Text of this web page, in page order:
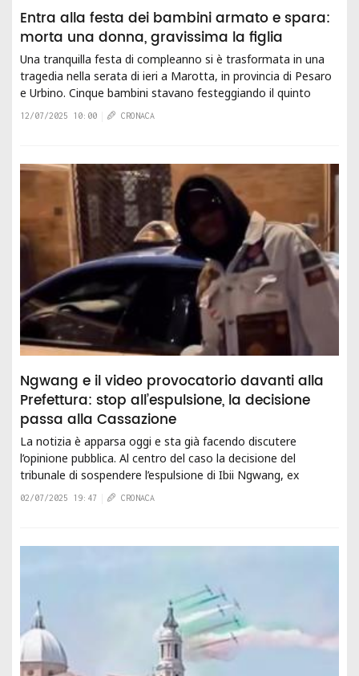
Entra alla festa dei bambini armato e spara:
morta una donna, gravissima la figlia
Una tranquilla festa di compleanno si è trasformata in una
tragedia nella serata di ieri a Marotta, in provincia di Pesaro
e Urbino. Cinque bambini stavano festeggiando il quinto
compleanno di un’amichetta...
12/07/2025 10:00 CRONACA
Ngwang e il video provocatorio davanti alla
Prefettura: stop all’espulsione, la decisione
passa alla Cassazione
La notizia è apparsa oggi e sta già facendo discutere
l’opinione pubblica. Al centro del caso la decisione del
tribunale di sospendere l’espulsione di Ibii Ngwang, ex
calciatore della Cluentina Calcio e...
02/07/2025 19:47 CRONACA